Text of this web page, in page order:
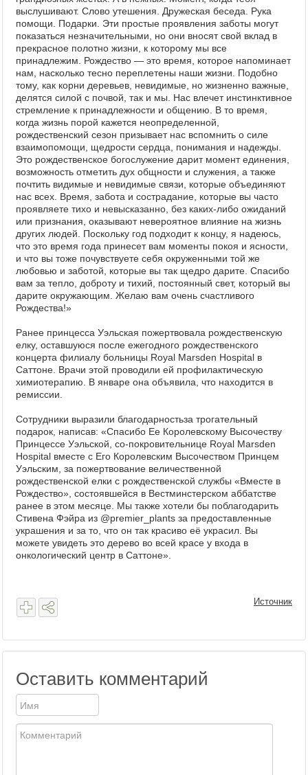
выслушивают. Слово утешения. Дружеская беседа. Рука
помощи. Подарки. Эти простые проявления заботы могут
показаться незначительными, но они вносят свой вклад в
прекрасное полотно жизни, к которому мы все
принадлежим. Рождество — это время, которое напоминает
нам, насколько тесно переплетены наши жизни. Подобно
тому, как корни деревьев, невидимые, но жизненно важные,
делятся силой с почвой, так и мы. Нас влечет инстинктивное
стремление к принадлежности и общению. В то время,
когда жизнь порой кажется неопределенной,
рождественский сезон призывает нас вспомнить о силе
взаимопомощи, щедрости сердца, понимания и надежды.
Это рождественское богослужение дарит момент единения,
возможность отметить дух общности и служения, а также
почтить видимые и невидимые связи, которые объединяют
нас всех. Время, забота и сострадание, которые вы часто
проявляете тихо и невысказанно, без каких-либо ожиданий
или признания, оказывают невероятное влияние на жизнь
других людей. Поскольку год подходит к концу, я надеюсь,
что это время года принесет вам моменты покоя и ясности,
и что вы тоже почувствуете себя окруженными той же
любовью и заботой, которые вы так щедро дарите. Спасибо
вам за тепло, доброту и тихий, постоянный свет, который вы
дарите окружающим. Желаю вам очень счастливого
Рождества!»
Ранее принцесса Уэльская пожертвовала рождественскую
елку, оставшуюся после ежегодного рождественского
концерта филиалу больницы Royal Marsden Hospital в
Саттоне. Врачи этой проводили ей профилактическую
химиотерапию. В январе она объявила, что находится в
ремиссии.
Сотрудники выразили благодарностьза трогательный
подарок, написав: «Спасибо Ее Королевскому Высочеству
Принцессе Уэльской, со-покровительнице Royal Marsden
Hospital вместе с Его Королевским Высочеством Принцем
Уэльским, за пожертвование величественной
рождественской елки с рождественской службы «Вместе в
Рождество», состоявшейся в Вестминстерском аббатстве
ранее в этом месяце. Мы также хотели бы поблагодарить
Стивена Фэйра из @premier_plants за предоставленные
украшения и за то, что он так красиво её украсил. Вы
можете увидеть это дерево во всей красе у входа в
онкологический центр в Саттоне».
Источник
Оставить комментарий